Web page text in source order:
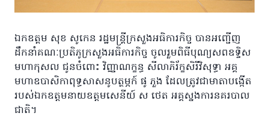
ឯកឧត្ដម សុខ សូកេន រដ្ឋមន្រ្តីក្រសួងអធិការកិច្ច បានអញ្ជើញ
ដឹកនាំគណៈប្រតិភូក្រសួងអធិការកិច្ច ចូលរួមពិធីបុណ្យសពឧទ្ទិស
មហាកុសល ជូនចំពោះ វិញ្ញាណក្ខន្ធ សីលាភិរ័ក្ខសិរីវិសុទ្ធា អគ្គ
មហាឧបាសិកាពុទ្ធសាសនូបត្ថម្ភក៍ ផូ ភួង ដែលត្រូវជាមាតាបង្កើត
របស់ឯកឧត្តមនាយឧត្តមសេនីយ៍ ស ថេត អគ្គស្នងការនគរបាល
ជាតិ។